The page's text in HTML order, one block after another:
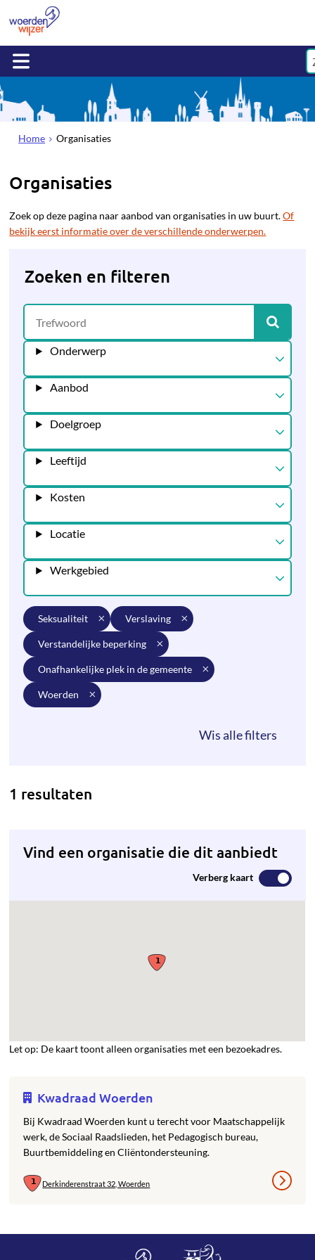
Home Organisaties
Organisaties
Zoek op deze pagina naar aanbod van organisaties in uw buurt.Of
bekijk eerst informatie over de verschillende onderwerpen.
Zoeken en filteren
Onderwerp
Aanbod
Doelgroep
Leeftijd
Kosten
Locatie
Werkgebied
seksualiteit verslaving
verstandelijke beperking
onafhankelijke plek in de gemeente
woerden
1 resultaten
Vind een organisatie die dit aanbiedt
Verberg kaart
Let op: De kaart toont alleen organisaties met een bezoekadres.
Kwadraad Woerden
Bij Kwadraad Woerden kunt u terecht voor Maatschappelijk
werk, de Sociaal Raadslieden, het Pedagogisch bureau,
Buurtbemiddeling en Cliëntondersteuning.
Derkinderenstraat 32, Woerden